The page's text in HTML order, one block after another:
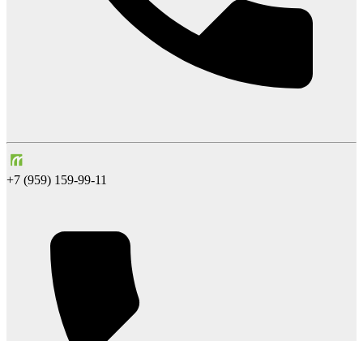
+7 (959) 159-99-11